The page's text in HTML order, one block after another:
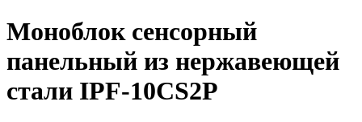
Моноблок сенсорный
панельный из нержавеющей
стали IPF-10CS2P